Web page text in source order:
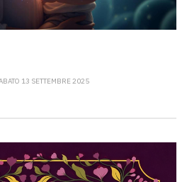
13 SETTEMBRE 2025